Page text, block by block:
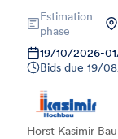
Estimation
phase
19/10/2026-
Bids due 19/
Horst Kasimir